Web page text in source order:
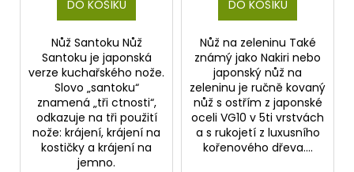
DO KOŠÍKU
Nůž Santoku Nůž
Santoku je japonská
verze kuchařského nože.
Slovo „santoku“
znamená „tři ctnosti“,
odkazuje na tři použití
nože: krájení, krájení na
kostičky a krájení na
jemno.
DO KOŠÍKU
Nůž na zeleninu Také
známý jako Nakiri nebo
japonský nůž na
zeleninu je ručně kovaný
nůž s ostřím z japonské
oceli VG10 v 5ti vrstvách
a s rukojetí z luxusního
kořenového dřeva....